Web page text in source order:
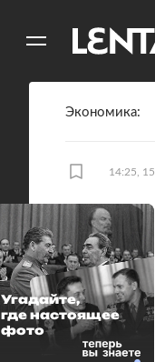
Экономика
14:25,
Угадайте,
где настоящее
фото